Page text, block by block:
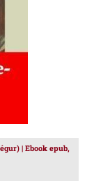
| Ebook epub,